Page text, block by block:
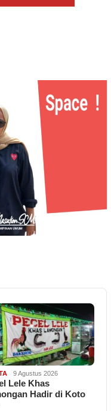
9 Agustus 2026
Lele Khas
Hadir di Koto